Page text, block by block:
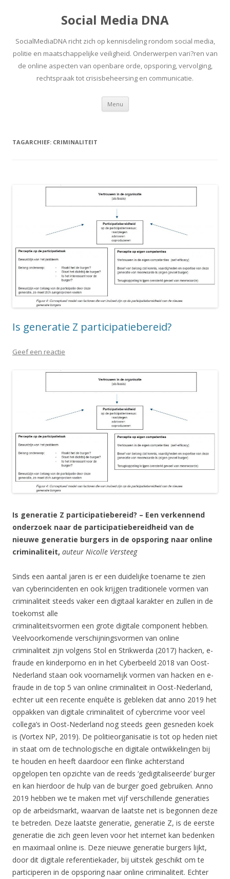
Social Media DNA
SocialMediaDNA richt zich op kennisdeling rondom social media,
politie en maatschappelijke veiligheid. Onderwerpen vari?ren van
de online aspecten van openbare orde, opsporing, vervolging,
rechtspraak tot crisisbeheersing en communicatie.
Menu Spring
inhoud
TAGARCHIEF: CRIMINALITEIT
Is generatie Z participatiebereid?
Geef een reactie
Is generatie Z participatiebereid? – Een verkennend
onderzoek naar de participatiebereidheid van de
nieuwe generatie burgers in de opsporing naar online
criminaliteit, auteur Nicolle Versteeg
Sinds een aantal jaren is er een duidelijke toename te zien
van cyberincidenten en ook krijgen traditionele vormen van
criminaliteit steeds vaker een digitaal karakter en zullen in de
toekomst alle
criminaliteitsvormen een grote digitale component hebben.
Veelvoorkomende verschijningsvormen van online
criminaliteit zijn volgens Stol en Strikwerda (2017) hacken, e-
fraude en kinderporno en in het Cyberbeeld 2018 van Oost-
Nederland staan ook voornamelijk vormen van hacken en e-
fraude in de top 5 van online criminaliteit in Oost-Nederland,
echter uit een recente enquête is gebleken dat anno 2019 het
oppakken van digitale criminaliteit of cybercrime voor veel
collega’s in Oost-Nederland nog steeds geen gesneden koek
is (Vortex NP, 2019). De politieorganisatie is tot op heden niet
in staat om de technologische en digitale ontwikkelingen bij
te houden en heeft daardoor een flinke achterstand
opgelopen ten opzichte van de reeds ‘gedigitaliseerde’ burger
en kan hierdoor de hulp van de burger goed gebruiken. Anno
2019 hebben we te maken met vijf verschillende generaties
op de arbeidsmarkt, waarvan de laatste net is begonnen deze
te betreden. Deze laatste generatie, generatie Z, is de eerste
generatie die zich geen leven voor het internet kan bedenken
en maximaal online is. Deze nieuwe generatie burgers lijkt,
door dit digitale referentiekader, bij uitstek geschikt om te
participeren in de opsporing naar online criminaliteit. Echter